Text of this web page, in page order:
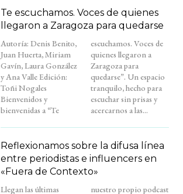
Te escuchamos. Voces de quienes
llegaron a Zaragoza para quedarse
Autoría: Denis Benito,
Juan Huerta, Miriam
Gavín, Laura González
y Ana Valle Edición:
Toñi Nogales
Bienvenidos y
bienvenidas a “Te
escuchamos. Voces de
quienes llegaron a
Zaragoza para
quedarse”. Un espacio
tranquilo, hecho para
escuchar sin prisas y
acercarnos a las...
Reflexionamos sobre la difusa línea
entre periodistas e influencers en
«Fuera de Contexto»
Llegan las últimas
nuestro propio podcast